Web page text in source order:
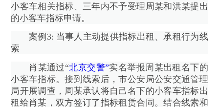
小客车相关指标、三年内不予受理周某和洪某提出
的小客车指标申请。
案例3: 当事人主动提供指标出租、承租行为线
索
肖某通过“北京交警”实名举报周某出租名下的
小客车指标。接到线索后，市公安局公安交通管理
局开展调查，周某承认将自己名下的小客车指标出
租给肖某，双方签订了指标租赁合同。结合线索和